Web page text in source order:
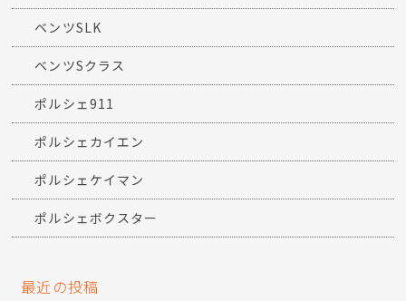
ベンツSLK
ベンツSクラス
ポルシェ911
ポルシェカイエン
ポルシェケイマン
ポルシェボクスター
最近の投稿